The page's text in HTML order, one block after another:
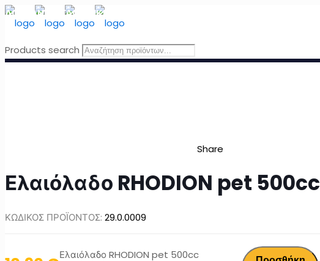
ΔΩΡΕΑΝ ΜΕΤΑΦΟΡΙΚΑ
Products search
Share
Ελαιόλαδο RHODION pet 500cc
ΚΩΔΙΚΟΣ ΠΡΟΪΟΝΤΟΣ: 29.0.0009
Ελαιόλαδο RHODION pet 500cc